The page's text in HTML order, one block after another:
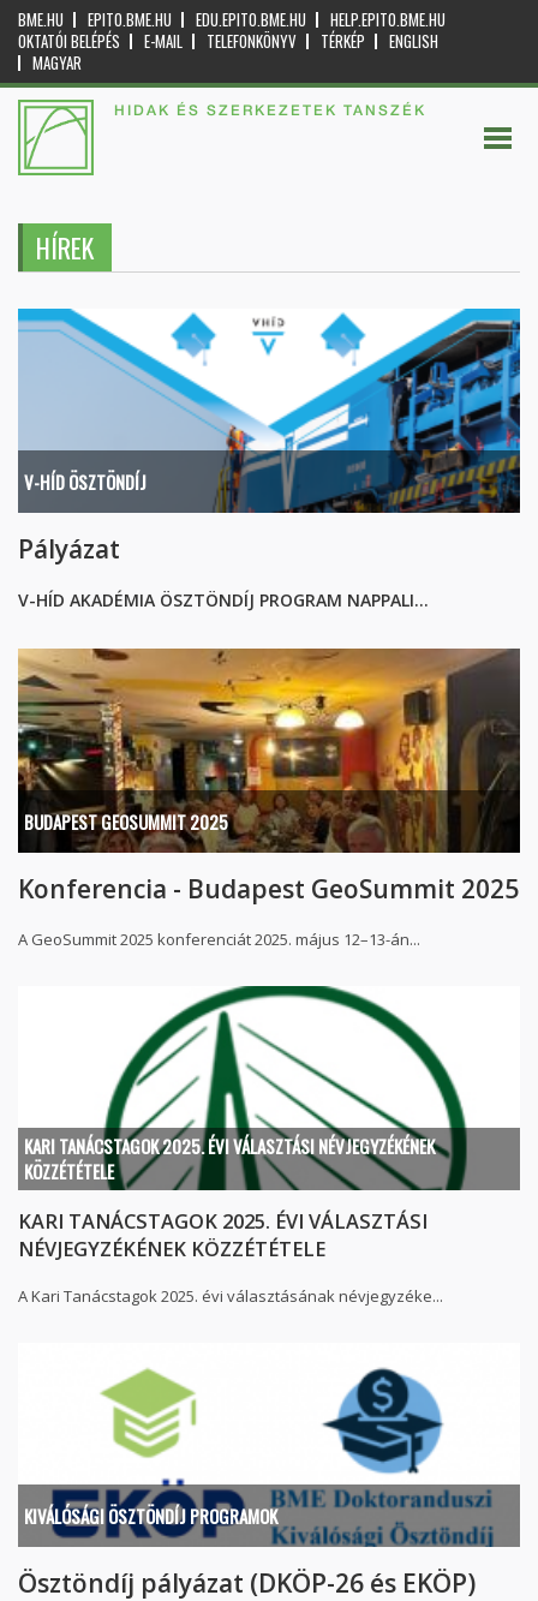
BME.HU EPITO.BME.HU EDU.EPITO.BME.HU
HELP.EPITO.BME.HU
OKTATÓI BELÉPÉS
E-MAIL TELEFONKÖNYV TÉRKÉP
ENGLISH
MAGYAR
HIDAK ÉS SZERKEZETEK TANSZÉK
HÍREK
V-HÍD ÖSZTÖNDÍJ
Pályázat
V-HÍD AKADÉMIA ÖSZTÖNDÍJ PROGRAM NAPPALI...
BUDAPEST GEOSUMMIT 2025
Konferencia - Budapest GeoSummit 2025
A GeoSummit 2025 konferenciát 2025. május 12–13-án...
KARI TANÁCSTAGOK 2025. ÉVI VÁLASZTÁSI NÉVJEGYZÉKÉNEK
KÖZZÉTÉTELE
KARI TANÁCSTAGOK 2025. ÉVI VÁLASZTÁSI
NÉVJEGYZÉKÉNEK KÖZZÉTÉTELE
A Kari Tanácstagok 2025. évi választásának névjegyzéke...
KIVÁLÓSÁGI ÖSZTÖNDÍJ PROGRAMOK
Ösztöndíj pályázat (DKÖP-26 és EKÖP)